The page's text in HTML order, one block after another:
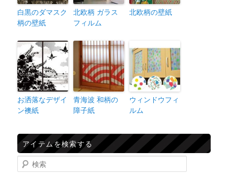
白黒のダマスク
柄の壁紙
北欧柄 ガラス
フィルム
北欧柄の壁紙
お洒落なデザイ
ン襖紙
青海波 和柄の
障子紙
ウィンドウフィ
ルム
アイテムを検索する
検索